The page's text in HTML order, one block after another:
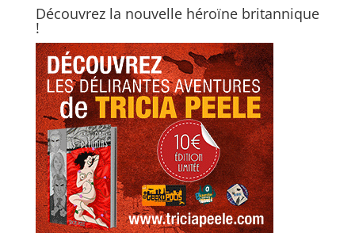
Découvrez la nouvelle héroïne britannique
!